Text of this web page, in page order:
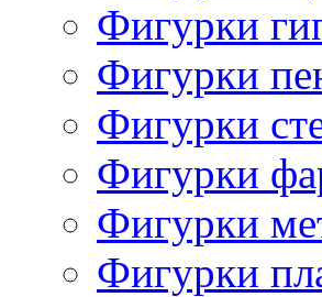
Фигурки
Фигурки
Фигурки
Фигурки
Фигурки
Фигурки